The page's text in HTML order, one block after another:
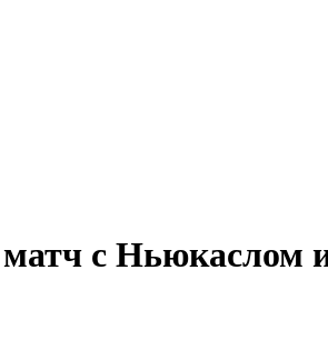
с Ньюкаслом